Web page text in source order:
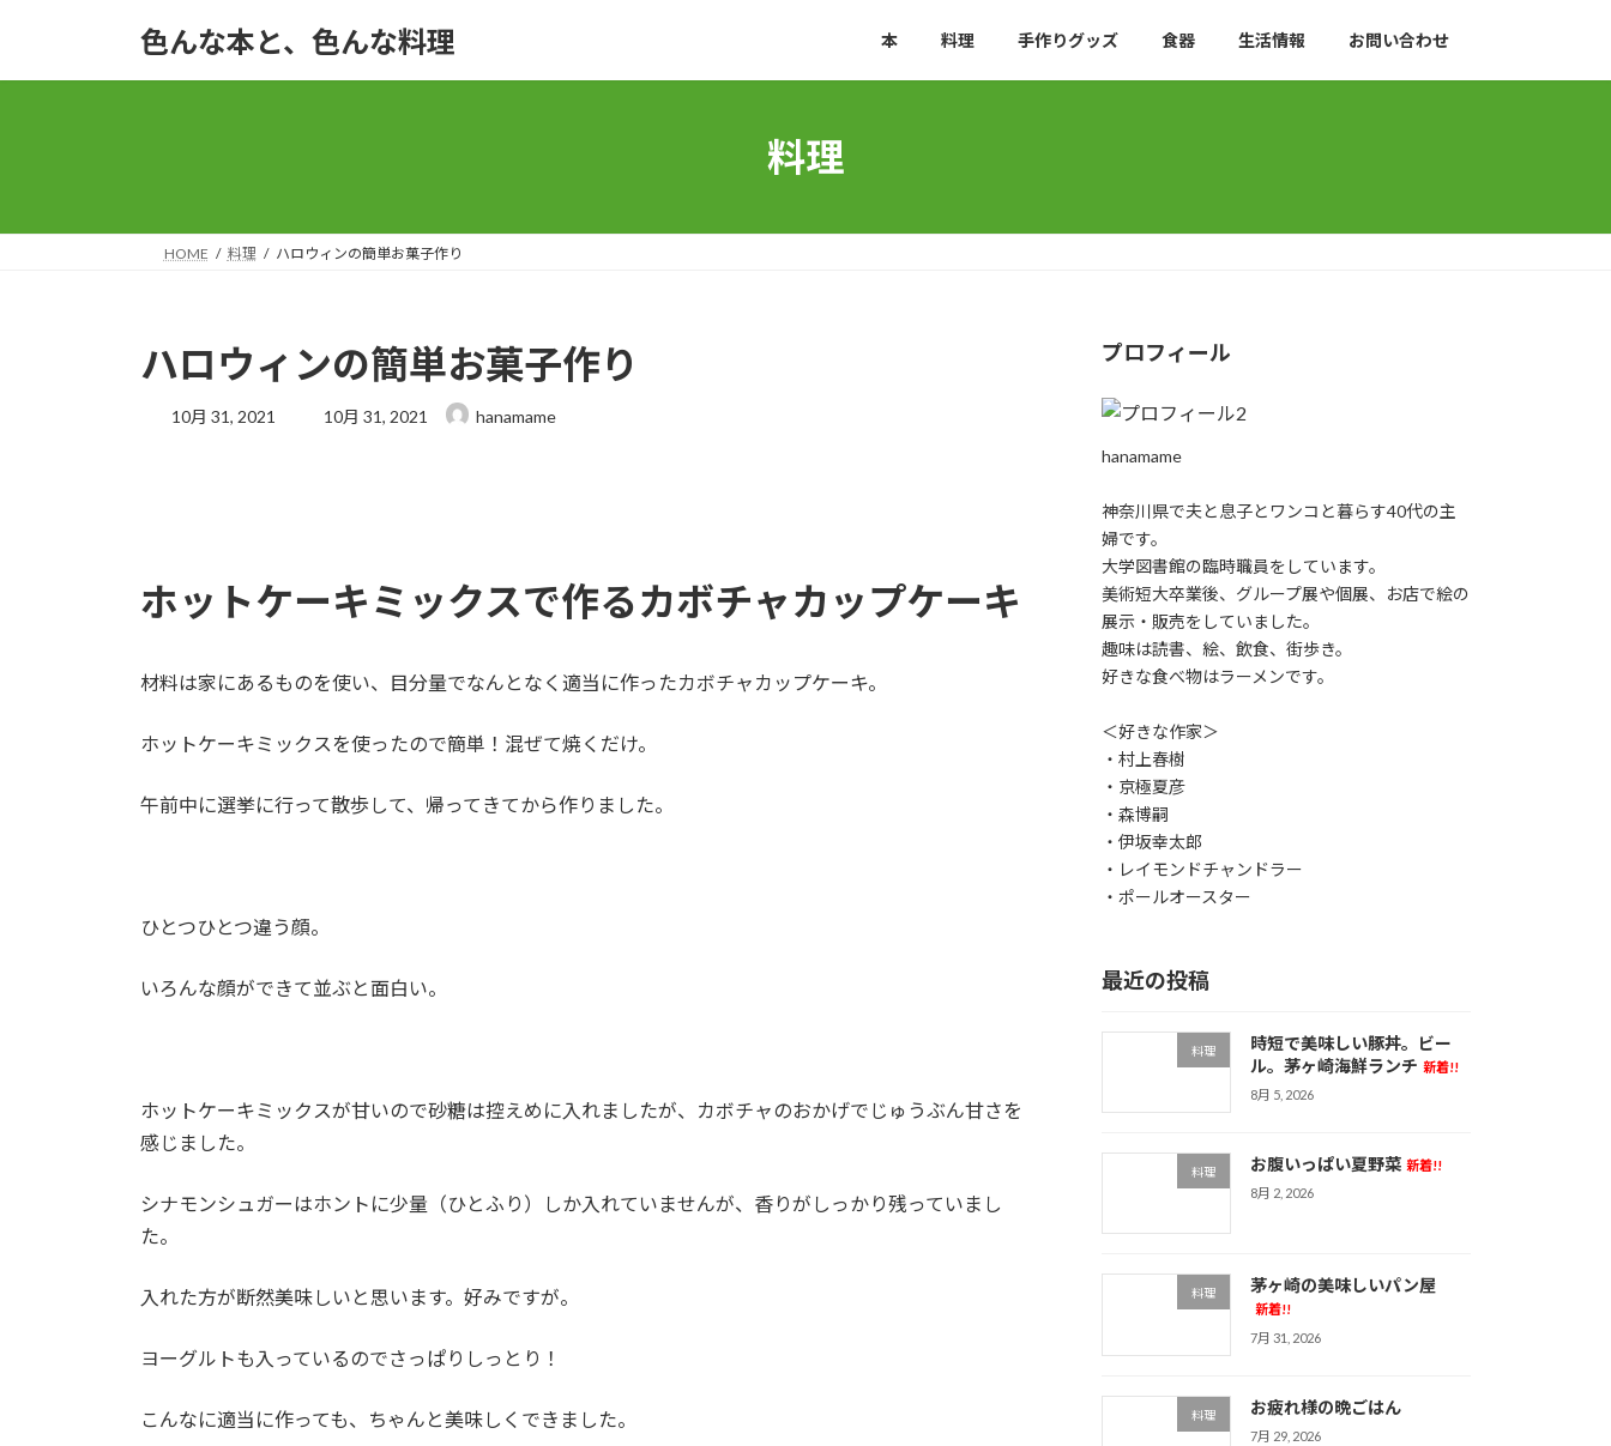
色んな本と、色んな料理 本 料理 手作りグッズ 食器 生活情報 お問い合わせ
料理
HOME 料理 ハロウィンの簡単お菓子作り
ハロウィンの簡単お菓子作り
10月 31, 2021
最
10月 31, 2021 hanamame
ホットケーキミックスで作るカボチャカップケーキ
材料は家にあるものを使い、目分量でなんとなく適当に作ったカボチャカップケーキ。
ホットケーキミックスを使ったので簡単！混ぜて焼くだけ。
午前中に選挙に行って散歩して、帰ってきてから作りました。
ひとつひとつ違う顔。
いろんな顔ができて並ぶと面白い。
ホットケーキミックスが甘いので砂糖は控えめに入れましたが、カボチャのおかげでじゅうぶん甘さを
感じました。
シナモンシュガーはホントに少量（ひとふり）しか入れていませんが、香りがしっかり残っていまし
た。
入れた方が断然美味しいと思います。好みですが。
ヨーグルトも入っているのでさっぱりしっとり！
こんなに適当に作っても、ちゃんと美味しくできました。
プロフィール
hanamame
神奈川県で夫と息子とワンコと暮らす40代の主
婦です。
大学図書館の臨時職員をしています。
美術短大卒業後、グループ展や個展、お店で絵の
展示・販売をしていました。
趣味は読書、絵、飲食、街歩き。
好きな食べ物はラーメンです。
＜好きな作家＞
・村上春樹
・京極夏彦
・森博嗣
・伊坂幸太郎
・レイモンドチャンドラー
・ポールオースター
最近の投稿
料理
時短で美味しい豚丼。ビー
ル。茅ヶ崎海鮮ランチ 新着!!
8月 5, 2026
料理 お腹いっぱい夏野菜 新着!!
8月 2, 2026
料理 茅ヶ崎の美味しいパン屋
新着!!
7月 31, 2026
料理 お疲れ様の晩ごはん
7月 29, 2026